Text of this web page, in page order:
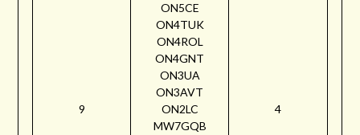
9
ON5CE
ON4TUK
ON4ROL
ON4GNT
ON3UA
ON3AVT
ON2LC
MW7GQB
4